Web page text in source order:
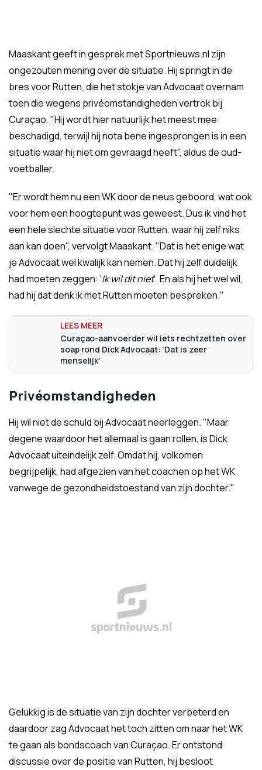
Maaskant geeft in gesprek met Sportnieuws.nl zijn
ongezouten mening over de situatie. Hij springt in de
bres voor Rutten, die het stokje van Advocaat overnam
toen die wegens privéomstandigheden vertrok bij
Curaçao. "Hij wordt hier natuurlijk het meest mee
beschadigd, terwijl hij nota bene ingesprongen is in een
situatie waar hij niet om gevraagd heeft", aldus de oud-
voetballer.
"Er wordt hem nu een WK door de neus geboord, wat ook
voor hem een hoogtepunt was geweest. Dus ik vind het
een hele slechte situatie voor Rutten, waar hij zelf niks
aan kan doen", vervolgt Maaskant. "Dat is het enige wat
je Advocaat wel kwalijk kan nemen. Dat hij zelf duidelijk
had moeten zeggen: 'Ik wil dit niet'. En als hij het wel wil,
had hij dat denk ik met Rutten moeten bespreken."
Curaçao-aanvoerder wil iets rechtzetten over
soap rond Dick Advocaat: 'Dat is zeer
menselijk'
Privéomstandigheden
Hij wil niet de schuld bij Advocaat neerleggen. "Maar
degene waardoor het allemaal is gaan rollen, is Dick
Advocaat uiteindelijk zelf. Omdat hij, volkomen
begrijpelijk, had afgezien van het coachen op het WK
vanwege de gezondheidstoestand van zijn dochter."
Gelukkig is de situatie van zijn dochter verbeterd en
daardoor zag Advocaat het toch zitten om naar het WK
te gaan als bondscoach van Curaçao. Er ontstond
discussie over de positie van Rutten, hij besloot